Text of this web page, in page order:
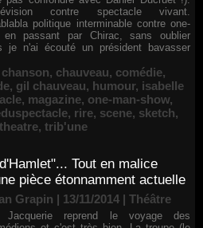
contre spectacle vivant.
politique interminable contre one-
passant par Chirac, sans oublier
je n'ai écouté un président bavasser
chanson, chauveau, comédie,
, gil chauveau, humour, isabelle
, magazine, one-man-show,
, rire, scene, sketch,
theatre, trib'une
Tout en malice
pièce étonnamment actuelle
Grapin | 13/11/2014 | Théâtre
Jacquerie reprend le voyage des